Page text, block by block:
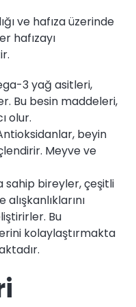
ve hafıza üzerinde
hafızayı
3 yağ asitleri,
Bu besin maddeleri,
olur.
beyin
Meyve ve
sahip bireyler, çeşitli
Bu
kolaylaştırmakta